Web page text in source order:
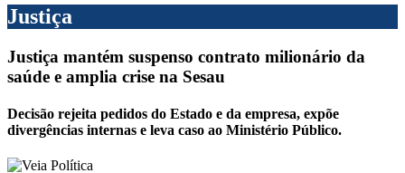
Justiça
Justiça mantém suspenso contrato milionário da
saúde e amplia crise na Sesau
Decisão rejeita pedidos do Estado e da empresa, expõe
divergências internas e leva caso ao Ministério Público.